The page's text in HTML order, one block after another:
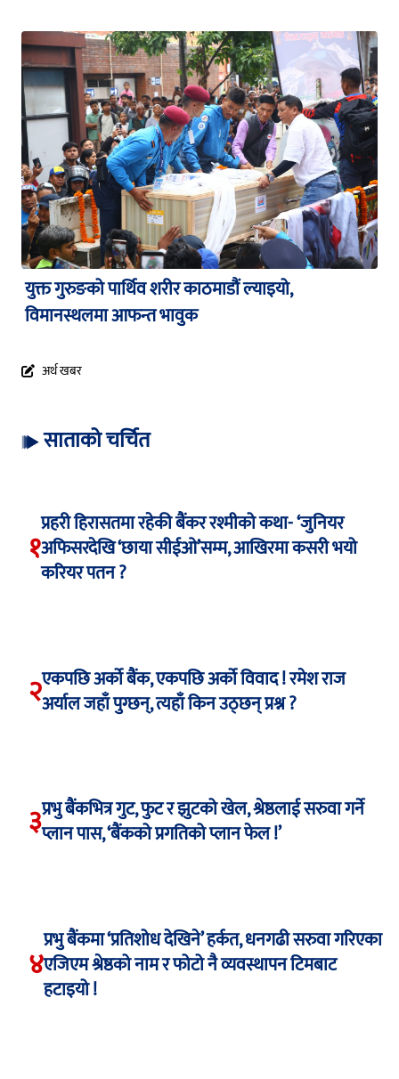
युक्त गुरुङको पार्थिव शरीर काठमाडौं ल्याइयो,
विमानस्थलमा आफन्त भावुक
अर्थ खबर
साताको चर्चित
१
प्रहरी हिरासतमा रहेकी बैंकर रश्मीको कथा- ‘जुनियर
अफिसरदेखि ‘छाया सीईओ’सम्म, आखिरमा कसरी भयो
करियर पतन ?
२एकपछि अर्को बैंक, एकपछि अर्को विवाद ! रमेश राज
अर्याल जहाँ पुग्छन्, त्यहाँ किन उठ्छन् प्रश्न ?
३प्रभु बैंकभित्र गुट, फुट र झुटको खेल, श्रेष्ठलाई सरुवा गर्ने
प्लान पास, ‘बैंकको प्रगतिको प्लान फेल !’
४
प्रभु बैंकमा ‘प्रतिशोध देखिने’ हर्कत, धनगढी सरुवा गरिएका
एजिएम श्रेष्ठको नाम र फोटो नै व्यवस्थापन टिमबाट
हटाइयो !